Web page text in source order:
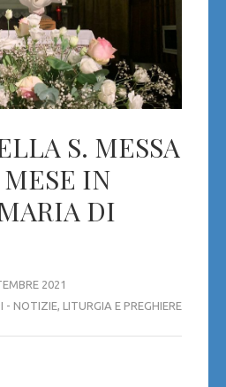
S. MESSA
IN
DI
2021
- NOTIZIE LITURGIA E PREGHIERE